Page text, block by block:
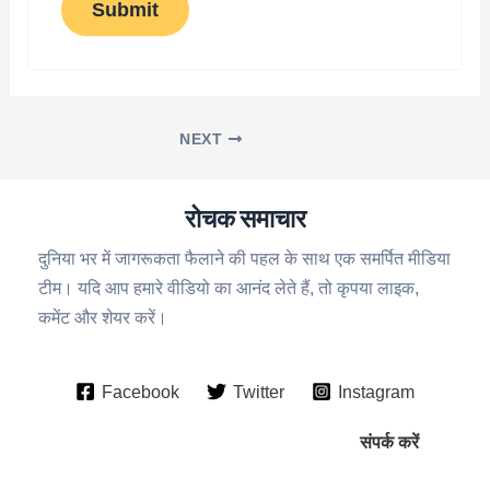
Submit
NEXT
रोचक समाचार
दुनिया भर में जागरूकता फैलाने की पहल के साथ एक समर्पित मीडिया
टीम। यदि आप हमारे वीडियो का आनंद लेते हैं, तो कृपया लाइक,
कमेंट और शेयर करें।
Facebook Twitter Instagram
संपर्क करें